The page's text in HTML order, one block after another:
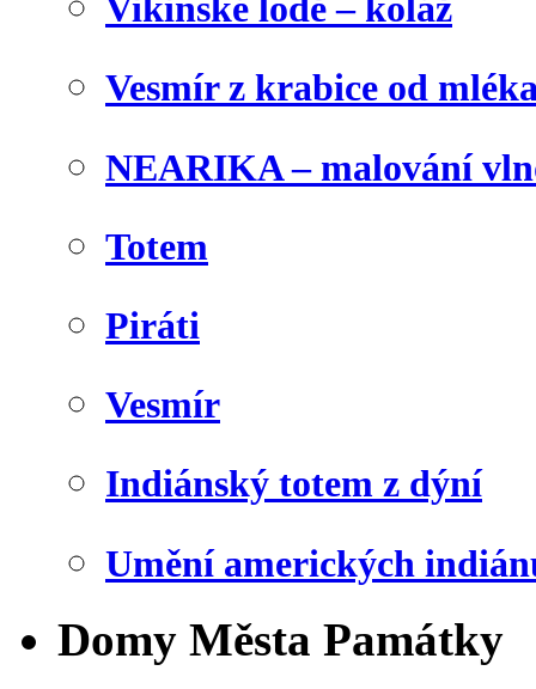
Vikinské lodě – koláž
Vesmír z krabice od
NEARIKA – malování
Totem
Piráti
Vesmír
Indiánský totem z dýní
Umění amerických
Domy Města Památky